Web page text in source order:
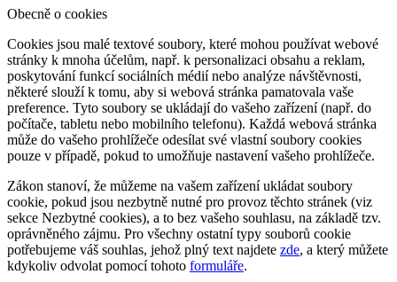
Obecně o cookies
Cookies jsou malé textové soubory, které mohou používat webové
stránky k mnoha účelům, např. k personalizaci obsahu a reklam,
poskytování funkcí sociálních médií nebo analýze návštěvnosti,
některé slouží k tomu, aby si webová stránka pamatovala vaše
preference. Tyto soubory se ukládají do vašeho zařízení (např. do
počítače, tabletu nebo mobilního telefonu). Každá webová stránka
může do vašeho prohlížeče odesílat své vlastní soubory cookies
pouze v případě, pokud to umožňuje nastavení vašeho prohlížeče.
Zákon stanoví, že můžeme na vašem zařízení ukládat soubory
cookie, pokud jsou nezbytně nutné pro provoz těchto stránek (viz
sekce Nezbytné cookies), a to bez vašeho souhlasu, na základě tzv.
oprávněného zájmu. Pro všechny ostatní typy souborů cookie
potřebujeme váš souhlas, jehož plný text najdete zde, a který můžete
kdykoliv odvolat pomocí tohoto formuláře.